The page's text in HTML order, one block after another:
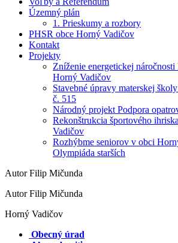
Územný plán
1. Prieskumy a rozbory
PHSR obce Horný Vadičov
Kontakt
Projekty
Zníženie energetickej
Horný Vadičov
Stavebné úpravy materskej
č. 515
Národný projekt Podpora
Rekonštrukcia športového
Vadičov
Rozhýbme seniorov v obci
Olympiáda starších
Autor Filip Mičunda
Autor Filip Mičunda
Horný Vadičov
Obecný úrad